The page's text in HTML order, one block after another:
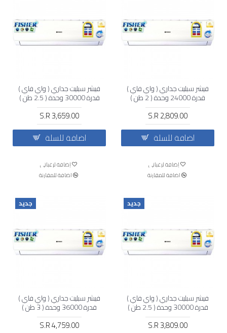
فيشر سبليت جداري ( واي فاي )
قدرة 24000 وحدة ( 2 طن )
حار و بارد
S.R 2,809.00
اضافة للسلة
إضافة لرغباتي
اضافة للمقارنة
فيشر سبليت جداري ( واي فاي )
قدرة 30000 وحدة ( 2.5 طن )
بارد فقط
S.R 3,659.00
اضافة للسلة
إضافة لرغباتي
اضافة للمقارنة
جديد
فيشر سبليت جداري ( واي فاي )
قدرة 30000 وحدة ( 2.5 طن )
حار و بارد
S.R 3,809.00
جديد
فيشر سبليت جداري ( واي فاي )
قدرة 36000 وحدة ( 3 طن )
حار و بارد
S.R 4,759.00